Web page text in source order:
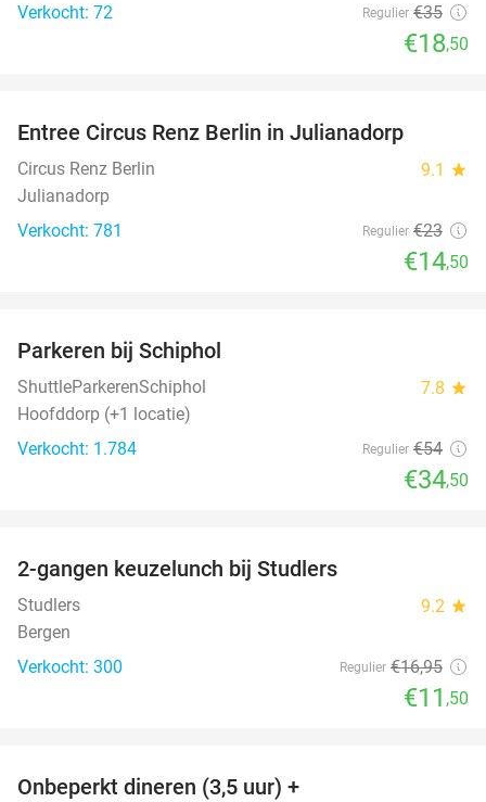
Verkocht: 72
Regulier €35
€18,50
Entree Circus Renz Berlin in Julianadorp
Circus Renz Berlin 9.1 star
Julianadorp
Verkocht: 781
Regulier €23
€14,50
Parkeren bij Schiphol
ShuttleParkerenSchiphol 7.8 star
Hoofddorp (+1 locatie)
Verkocht: 1.784
Regulier €54
€34,50
2-gangen keuzelunch bij Studlers
Studlers 9.2 star
Bergen
Verkocht: 300
Regulier €16,95
€11 ,50
Onbeperkt dineren (3,5 uur) +